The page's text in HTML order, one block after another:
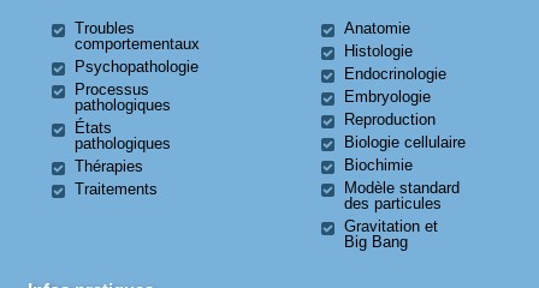
Troubles
comportementaux
Psychopathologie
Processus
pathologiques
États
pathologiques
Thérapies
Traitements
Anatomie
Histologie
Endocrinologie
Embryologie
Reproduction
Biologie cellulaire
Biochimie
Modèle standard
des particules
Gravitation et
Big Bang